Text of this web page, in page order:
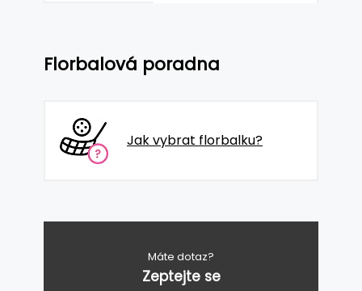
Florbalová poradna
Jak vybrat florbalku?
Máte dotaz?
Zeptejte se